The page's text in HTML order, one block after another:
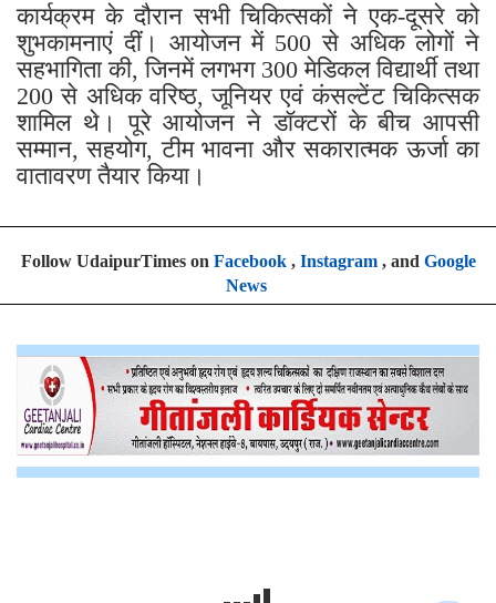
कार्यक्रम के दौरान सभी चिकित्सकों ने एक-दूसरे को
शुभकामनाएं दीं। आयोजन में 500 से अधिक लोगों ने
सहभागिता की, जिनमें लगभग 300 मेडिकल विद्यार्थी तथा
200 से अधिक वरिष्ठ, जूनियर एवं कंसल्टेंट चिकित्सक
शामिल थे। पूरे आयोजन ने डॉक्टरों के बीच आपसी
सम्मान, सहयोग, टीम भावना और सकारात्मक ऊर्जा का
वातावरण तैयार किया।
Follow UdaipurTimes on Facebook, Instagram, and Google
News